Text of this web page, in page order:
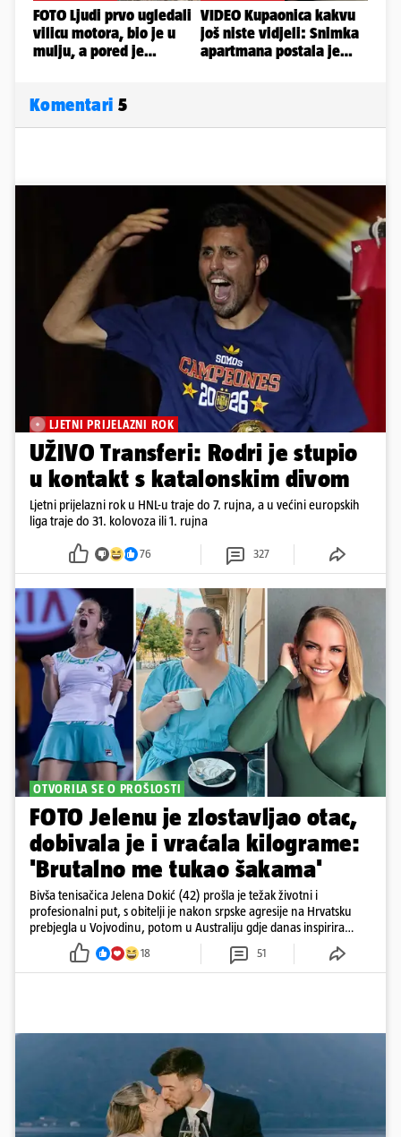
Komentari 5
LJETNI PRIJELAZNI ROK
UŽIVO Transferi: Rodri je stupio
u kontakt s katalonskim divom
Ljetni prijelazni rok u HNL-u traje do 7. rujna, a u većini europskih
liga traje do 31. kolovoza ili 1. rujna
76 327
OTVORILA SE O PROŠLOSTI
FOTO Jelenu je zlostavljao otac,
dobivala je i vraćala kilograme:
'Brutalno me tukao šakama'
Bivša tenisačica Jelena Dokić (42) prošla je težak životni i
profesionalni put, s obitelji je nakon srpske agresije na Hrvatsku
prebjegla u Vojvodinu, potom u Australiju gdje danas inspirira
18 51